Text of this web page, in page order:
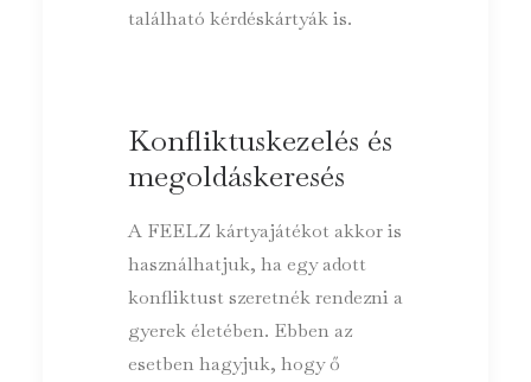
található kérdéskártyák is.
Konfliktuskezelés és
megoldáskeresés
A FEELZ kártyajátékot akkor is
használhatjuk, ha egy adott
konfliktust szeretnék rendezni a
gyerek életében. Ebben az
esetben hagyjuk, hogy ő